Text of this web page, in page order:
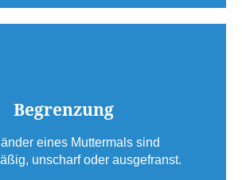
Begrenzung
eines Muttermals sind
unscharf oder ausgefranst.